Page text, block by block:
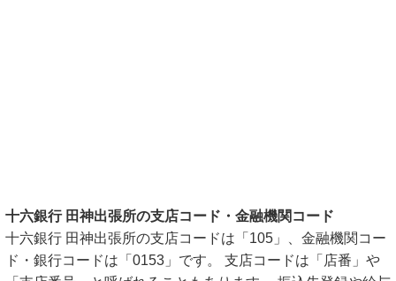
十六銀行 田神出張所の支店コード・金融機関コード
十六銀行 田神出張所の支店コードは「105」、金融機関コー
ド・銀行コードは「0153」です。 支店コードは「店番」や